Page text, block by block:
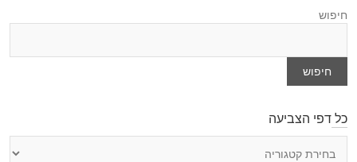
חיפוש
חיפוש
כל דפי הצביעה